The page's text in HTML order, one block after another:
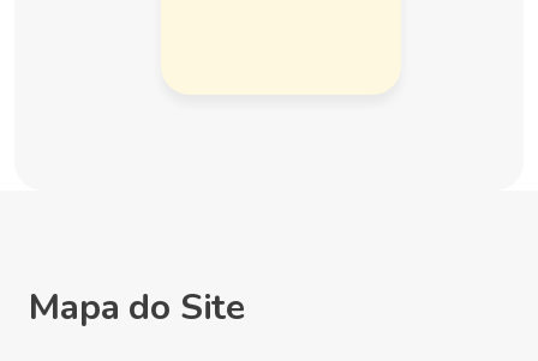
Mapa do Site